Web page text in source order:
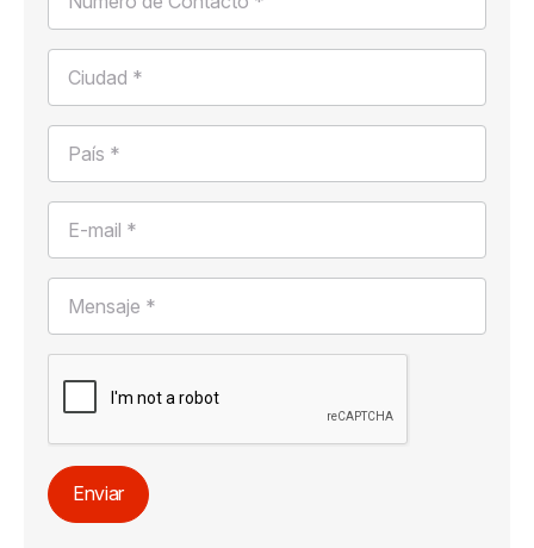
Enviar